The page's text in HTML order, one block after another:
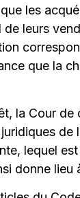
les
de leurs
que la
la Cour de
de
lequel
donne lieu